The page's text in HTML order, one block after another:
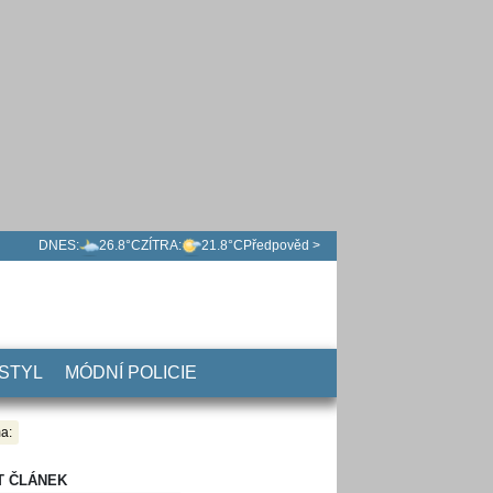
DNES: 26.8°CZÍTRA: 21.8°C Předpověd >
MÓDNÍ POLICIE
ČLÁNEK